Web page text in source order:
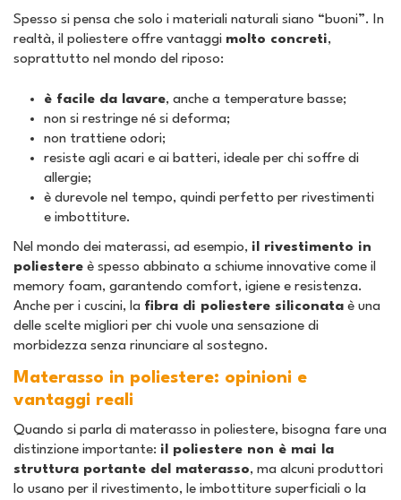
Spesso si pensa che solo i materiali naturali siano “buoni”. In
realtà, il poliestere offre vantaggi molto concreti,
soprattutto nel mondo del riposo:
è facile da lavare, anche a temperature basse;
non si restringe né si deforma;
non trattiene odori;
resiste agli acari e ai batteri, ideale per chi soffre di
allergie;
è durevole nel tempo, quindi perfetto per rivestimenti
e imbottiture.
Nel mondo dei materassi, ad esempio, il rivestimento in
poliestere è spesso abbinato a schiume innovative come il
memory foam, garantendo comfort, igiene e resistenza.
Anche per i cuscini, la fibra di poliestere siliconata è una
delle scelte migliori per chi vuole una sensazione di
morbidezza senza rinunciare al sostegno.
Materasso in poliestere: opinioni e
vantaggi reali
Quando si parla di materasso in poliestere, bisogna fare una
distinzione importante: il poliestere non è mai la
struttura portante del materasso, ma alcuni produttori
lo usano per il rivestimento, le imbottiture superficiali o la